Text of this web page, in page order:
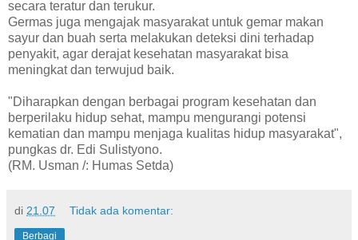
secara teratur dan terukur.
Germas juga mengajak masyarakat untuk gemar makan
sayur dan buah serta melakukan deteksi dini terhadap
penyakit, agar derajat kesehatan masyarakat bisa
meningkat dan terwujud baik.
"Diharapkan dengan berbagai program kesehatan dan
berperilaku hidup sehat, mampu mengurangi potensi
kematian dan mampu menjaga kualitas hidup masyarakat",
pungkas dr. Edi Sulistyono.
(RM. Usman /: Humas Setda)
di 21.07 Tidak ada komentar:
Berbagi